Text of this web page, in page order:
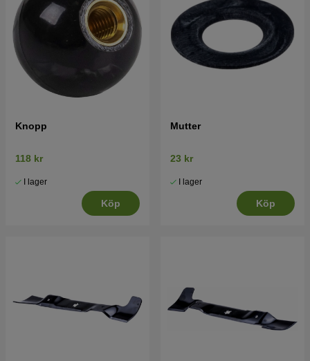
Knopp
118 kr
I lager
Köp
Mutter
23 kr
I lager
Köp